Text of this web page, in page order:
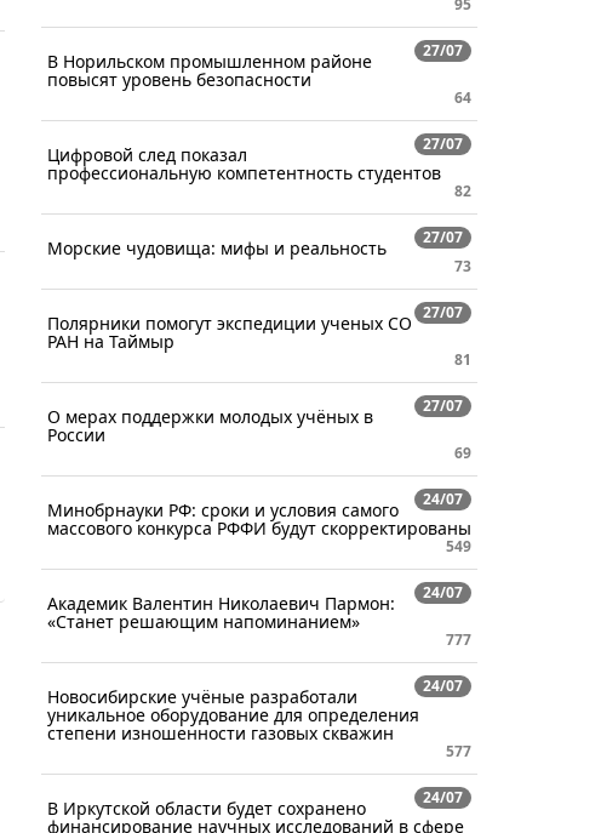
95
27/07
В Норильском промышленном районе
повысят уровень безопасности
64
27/07
Цифровой след показал
профессиональную компетентность студентов
82
27/07
Морские чудовища: мифы и реальность
73
27/07
Полярники помогут экспедиции ученых СО
РАН на Таймыр
81
27/07
О мерах поддержки молодых учёных в
России
69
24/07
Минобрнауки РФ: сроки и условия самого
массового конкурса РФФИ будут скорректированы
549
24/07
Академик Валентин Николаевич Пармон:
«Станет решающим напоминанием»
777
24/07
Новосибирские учёные разработали
уникальное оборудование для определения
степени изношенности газовых скважин
577
24/07
В Иркутской области будет сохранено
финансирование научных исследований в сфере